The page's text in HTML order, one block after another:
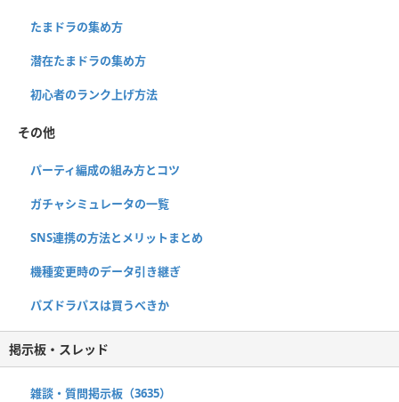
たまドラの集め方
潜在たまドラの集め方
初心者のランク上げ方法
その他
パーティ編成の組み方とコツ
ガチャシミュレータの一覧
SNS連携の方法とメリットまとめ
機種変更時のデータ引き継ぎ
パズドラパスは買うべきか
掲示板・スレッド
雑談・質問掲示板（3635）